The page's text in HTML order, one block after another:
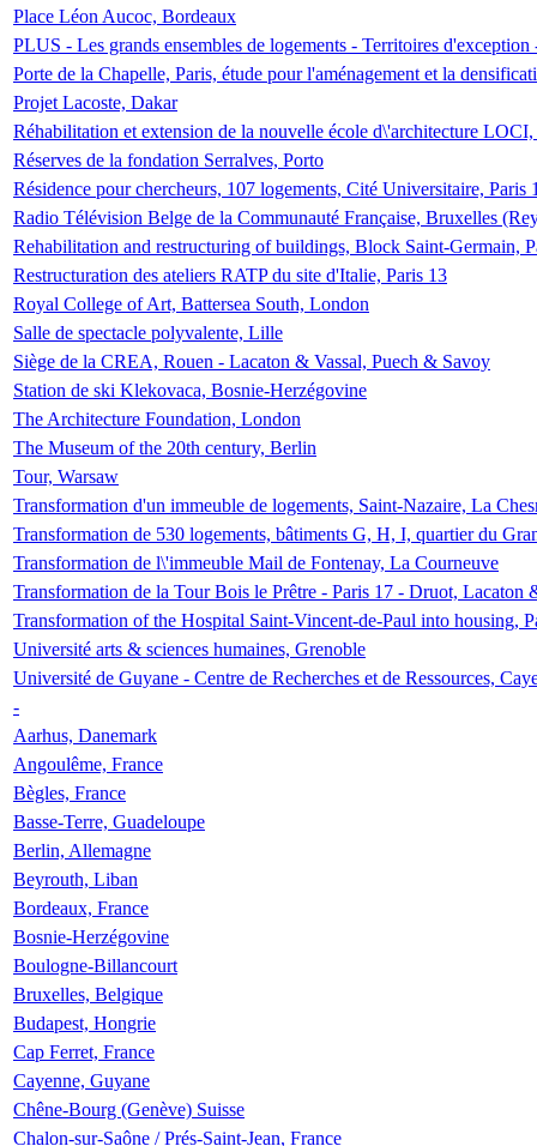
Place Léon Aucoc, Bordeaux
PLUS - Les grands ensembles de logements - Territoires
Porte de la Chapelle, Paris, étude pour l'aménagement et la
Projet Lacoste, Dakar
Réhabilitation et extension de la nouvelle école d\'architecture
Réserves de la fondation Serralves, Porto
Résidence pour chercheurs, 107 logements, Cité Universitaire, Paris
Radio Télévision Belge de la Communauté Française, Bruxelles
Rehabilitation and restructuring of buildings, Block Saint-Germain,
Restructuration des ateliers RATP du site d'Italie, Paris 13
Royal College of Art, Battersea South, London
Salle de spectacle polyvalente, Lille
Siège de la CREA, Rouen - Lacaton & Vassal, Puech & Savoy
Station de ski Klekovaca, Bosnie-Herzégovine
The Architecture Foundation, London
The Museum of the 20th century, Berlin
Tour, Warsaw
Transformation d'un immeuble de logements, Saint-Nazaire, La
Transformation de 530 logements, bâtiments G, H, I, quartier du
Transformation de l\'immeuble Mail de Fontenay, La Courneuve
Transformation de la Tour Bois le Prêtre - Paris 17 - Druot, Lacaton
Transformation of the Hospital Saint-Vincent-de-Paul into housing,
Université arts & sciences humaines, Grenoble
Université de Guyane - Centre de Recherches et de Ressources,
-
Aarhus, Danemark
Angoulême, France
Bègles, France
Basse-Terre, Guadeloupe
Berlin, Allemagne
Beyrouth, Liban
Bordeaux, France
Bosnie-Herzégovine
Boulogne-Billancourt
Bruxelles, Belgique
Budapest, Hongrie
Cap Ferret, France
Cayenne, Guyane
Chêne-Bourg (Genève) Suisse
Chalon-sur-Saône / Prés-Saint-Jean, France